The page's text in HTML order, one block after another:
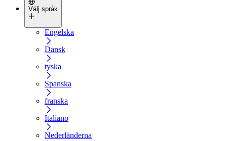
Välj språk
Engelska
Dansk
tyska
Spanska
franska
Italiano
Nederländerna